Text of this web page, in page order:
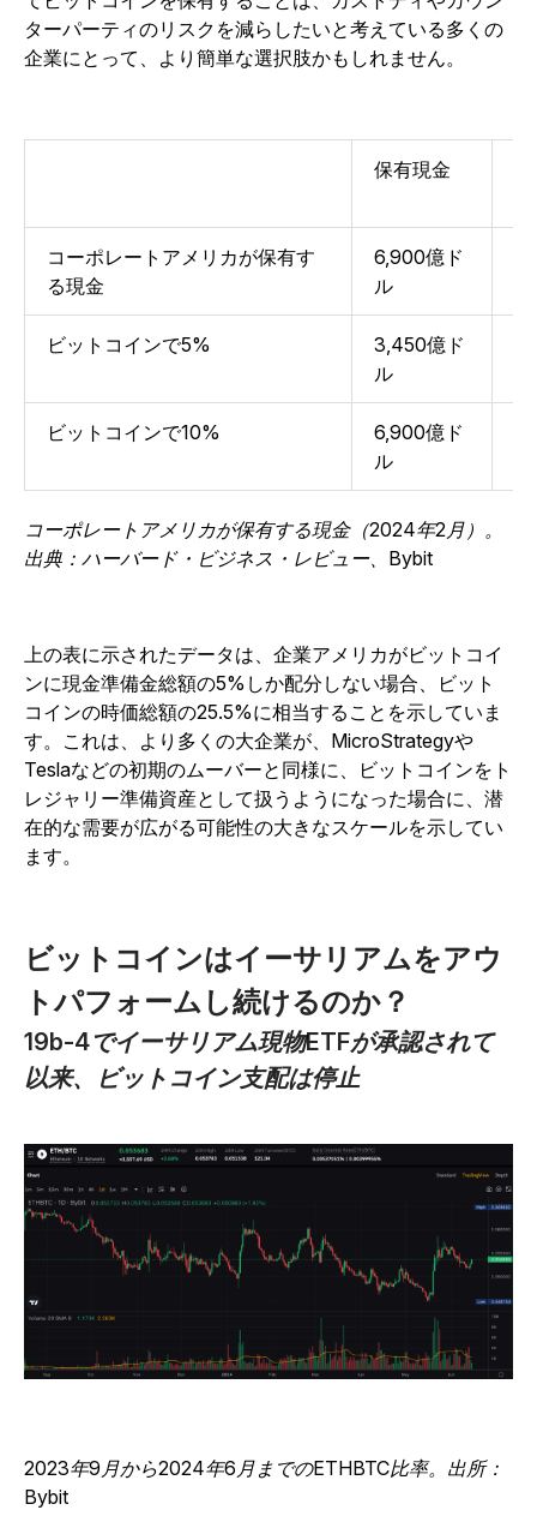
ターパーティのリスクを減らしたいと考えている多くの
企業にとって、より簡単な選択肢かもしれません。
保有現金
コーポレートアメリカが保有す
る現金
6,900億ド
ル
ビットコインで5%
3,450億ド
ル
ビットコインで10%
6,900億ド
ル
コーポレートアメリカが保有する現金（2024年2月）。
出典：ハーバード・ビジネス・レビュー、Bybit
上の表に示されたデータは、企業アメリカがビットコイ
ンに現金準備金総額の5%しか配分しない場合、ビット
コインの時価総額の25.5%に相当することを示していま
す。これは、より多くの大企業が、MicroStrategyや
Teslaなどの初期のムーバーと同様に、ビットコインをト
レジャリー準備資産として扱うようになった場合に、潜
在的な需要が広がる可能性の大きなスケールを示してい
ます。
ビットコインはイーサリアムをアウ
トパフォームし続けるのか？
19b-4でイーサリアム現物ETFが承認されて
以来、ビットコイン支配は停止
2023年9月から2024年6月までのETHBTC比率。出所：
Bybit